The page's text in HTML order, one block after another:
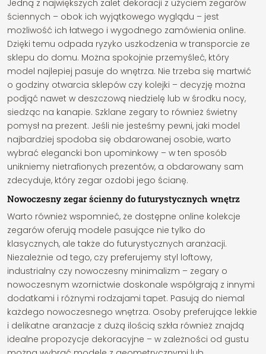
Jedną z największych zalet dekoracji z użyciem zegarów
ściennych – obok ich wyjątkowego wyglądu – jest
możliwość ich łatwego i wygodnego zamówienia online.
Dzięki temu odpada ryzyko uszkodzenia w transporcie ze
sklepu do domu. Można spokojnie przemyśleć, który
model najlepiej pasuje do wnętrza. Nie trzeba się martwić
o godziny otwarcia sklepów czy kolejki – decyzję można
podjąć nawet w deszczową niedzielę lub w środku nocy,
siedząc na kanapie. Szklane zegary to również świetny
pomysł na prezent. Jeśli nie jesteśmy pewni, jaki model
najbardziej spodoba się obdarowanej osobie, warto
wybrać elegancki bon upominkowy – w ten sposób
unikniemy nietrafionych prezentów, a obdarowany sam
zdecyduje, który zegar ozdobi jego ścianę.
Nowoczesny zegar ścienny do futurystycznych wnętrz
Warto również wspomnieć, że dostępne online kolekcje
zegarów oferują modele pasujące nie tylko do
klasycznych, ale także do futurystycznych aranżacji.
Niezależnie od tego, czy preferujemy styl loftowy,
industrialny czy nowoczesny minimalizm – zegary o
nowoczesnym wzornictwie doskonale współgrają z innymi
dodatkami i różnymi rodzajami tapet. Pasują do niemal
każdego nowoczesnego wnętrza. Osoby preferujące lekkie
i delikatne aranżacje z dużą ilością szkła również znajdą
idealne propozycje dekoracyjne – w zależności od gustu